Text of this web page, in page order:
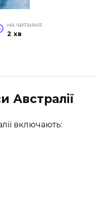
НА ЧИТАННЯ
2 хв
Австралії
включають: